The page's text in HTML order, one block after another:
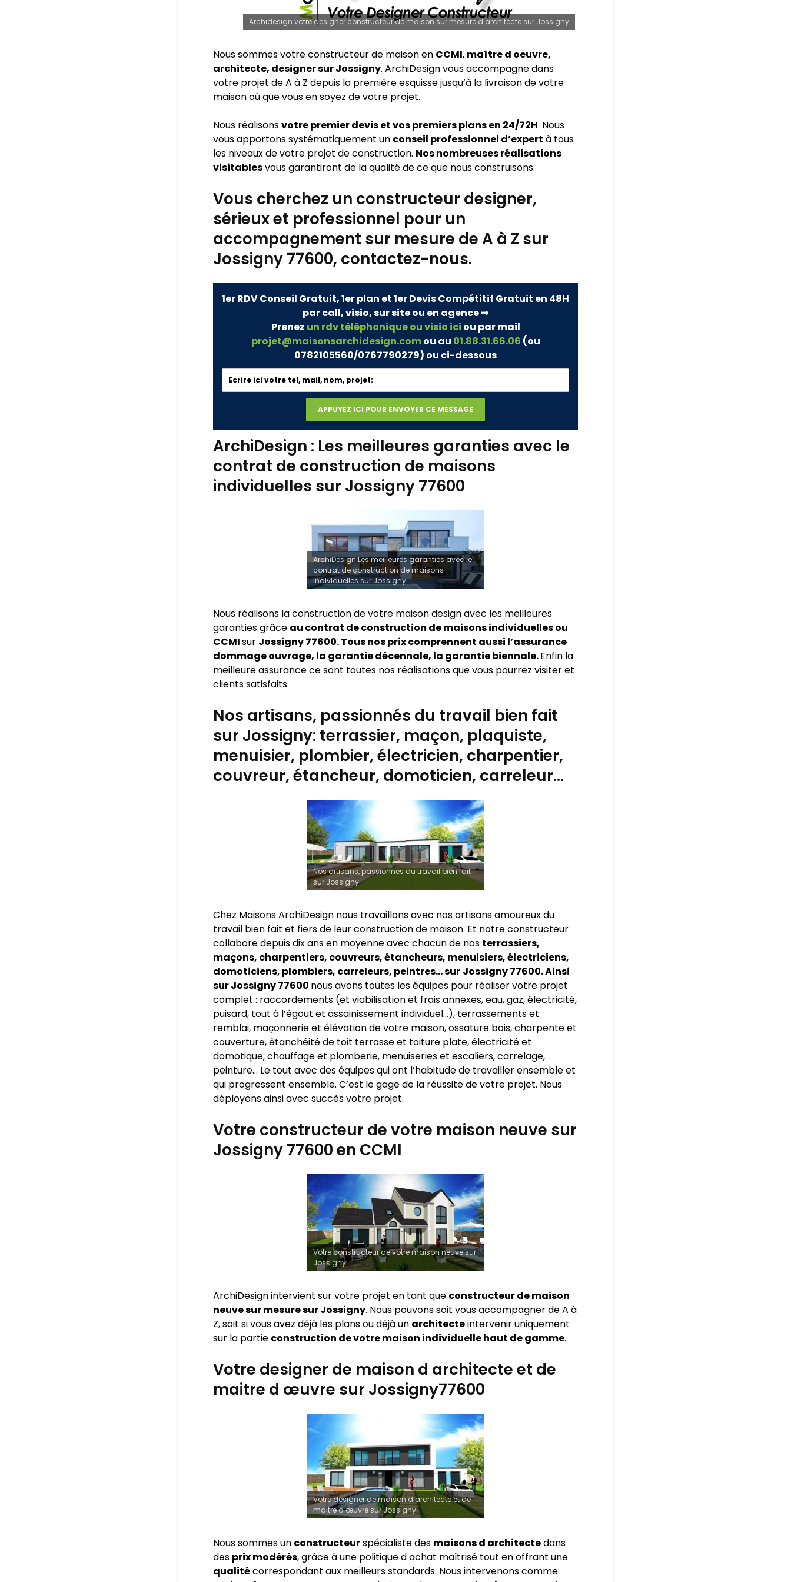
Archidesign votre designer constructeur de maison sur mesure d architecte sur Jossigny
Nous sommes votre constructeur de maison en CCMI, maître d oeuvre,
architecte, designer sur Jossigny. ArchiDesign vous accompagne dans
votre projet de A à Z depuis la première esquisse jusqu’à la livraison de votre
maison où que vous en soyez de votre projet.
Nous réalisonsvotre premier devis et vos premiers plans en 24/72H. Nous
vous apportons systématiquement un conseil professionnel d’expert à tous
les niveaux de votre projet de construction. Nos nombreuses réalisations
visitablesvous garantiront de la qualité de ce que nous construisons.
Vous cherchez un constructeur designer,
sérieux et professionnel pour un
accompagnement sur mesure de A à Z sur
Jossigny 77600, contactez-nous.
1er RDV Conseil Gratuit, 1er plan et 1er Devis Compétitif Gratuit en 48H
par call, visio, sur site ou en agence ⇒
Prenez un rdv téléphonique ou visio ici ou par mail
projet@maisonsarchidesign.comou au 01.88.31.66.06 (ou
0782105560/0767790279) ou ci-dessous
ArchiDesign : Les meilleures garanties avec le
contrat de construction de maisons
individuelles sur Jossigny 77600
ArchiDesign Les meilleures garanties avec le
contrat de construction de maisons
individuelles sur Jossigny
Nous réalisons la construction de votre maison design avec les meilleures
garanties grâce au contrat de construction de maisons individuelles ou
CCMIsur Jossigny 77600. Tous nos prix comprennent aussi l’assurance
dommage ouvrage, la garantie décennale, la garantie biennale.Enfin la
meilleure assurance ce sont toutes nos réalisations que vous pourrez visiter et
clients satisfaits.
Nos artisans, passionnés du travail bien fait
sur Jossigny: terrassier, maçon, plaquiste,
menuisier, plombier, électricien, charpentier,
couvreur, étancheur, domoticien, carreleur…
Nos artisans, passionnés du travail bien fait
sur Jossigny
Chez Maisons ArchiDesign nous travaillons avec nos artisans amoureux du
travail bien fait et fiers de leur construction de maison. Et notre constructeur
collabore depuis dix ans en moyenne avec chacun de nos terrassiers,
maçons, charpentiers, couvreurs, étancheurs, menuisiers, électriciens,
domoticiens, plombiers, carreleurs, peintres… sur Jossigny 77600. Ainsi
sur Jossigny 77600 nous avons toutes les équipes pour réaliser votre projet
complet : raccordements (et viabilisation et frais annexes, eau, gaz, électricité,
puisard, tout à l’égout et assainissement individuel…), terrassements et
remblai, maçonnerie et élévation de votre maison, ossature bois, charpente et
couverture, étanchéité de toit terrasse et toiture plate, électricité et
domotique, chauffage et plomberie, menuiseries et escaliers, carrelage,
peinture… Le tout avec des équipes qui ont l’habitude de travailler ensemble et
qui progressent ensemble. C’est le gage de la réussite de votre projet. Nous
déployons ainsi avec succès votre projet.
Votre constructeur de votre maison neuve sur
Jossigny 77600 en CCMI
Votre constructeur de votre maison neuve sur
Jossigny
ArchiDesign intervient sur votre projet en tant que constructeur de maison
neuve sur mesure surJossigny. Nous pouvons soit vous accompagner de A à
Z, soit si vous avez déjà les plans ou déjà un architecteintervenir uniquement
sur la partie construction de votre maison individuelle haut de gamme.
Votre designer de maison d architecte et de
maitre d œuvre sur Jossigny77600
Votre designer de maison d architecte et de
maitre d œuvre sur Jossigny
Nous sommes un constructeurspécialiste des maisons d architectedans
des prix modérés, grâce à une politique d achat maîtrisé tout en offrant une
qualitécorrespondant aux meilleurs standards. Nous intervenons comme